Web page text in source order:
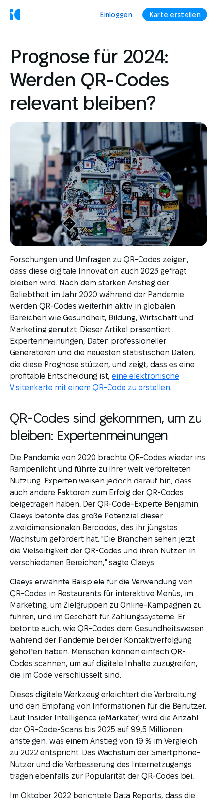
Einloggen Karte erstellen
Prognose für 2024:
Werden QR-Codes
relevant bleiben?
Forschungen und Umfragen zu QR-Codes zeigen,
dass diese digitale Innovation auch 2023 gefragt
bleiben wird. Nach dem starken Anstieg der
Beliebtheit im Jahr 2020 während der Pandemie
werden QR-Codes weiterhin aktiv in globalen
Bereichen wie Gesundheit, Bildung, Wirtschaft und
Marketing genutzt. Dieser Artikel präsentiert
Expertenmeinungen, Daten professioneller
Generatoren und die neuesten statistischen Daten,
die diese Prognose stützen, und zeigt, dass es eine
profitable Entscheidung ist, eine elektronische
Visitenkarte mit einem QR-Code zu erstellen.
QR-Codes sind gekommen, um zu
bleiben: Expertenmeinungen
Die Pandemie von 2020 brachte QR-Codes wieder ins
Rampenlicht und führte zu ihrer weit verbreiteten
Nutzung. Experten weisen jedoch darauf hin, dass
auch andere Faktoren zum Erfolg der QR-Codes
beigetragen haben. Der QR-Code-Experte Benjamin
Claeys betonte das große Potenzial dieser
zweidimensionalen Barcodes, das ihr jüngstes
Wachstum gefördert hat. "Die Branchen sehen jetzt
die Vielseitigkeit der QR-Codes und ihren Nutzen in
verschiedenen Bereichen," sagte Claeys.
Claeys erwähnte Beispiele für die Verwendung von
QR-Codes in Restaurants für interaktive Menüs, im
Marketing, um Zielgruppen zu Online-Kampagnen zu
führen, und im Geschäft für Zahlungssysteme. Er
betonte auch, wie QR-Codes dem Gesundheitswesen
während der Pandemie bei der Kontaktverfolgung
geholfen haben. Menschen können einfach QR-
Codes scannen, um auf digitale Inhalte zuzugreifen,
die im Code verschlüsselt sind.
Dieses digitale Werkzeug erleichtert die Verbreitung
und den Empfang von Informationen für die Benutzer.
Laut Insider Intelligence (eMarketer) wird die Anzahl
der QR-Code-Scans bis 2025 auf 99,5 Millionen
ansteigen, was einem Anstieg von 19 % im Vergleich
zu 2022 entspricht. Das Wachstum der Smartphone-
Nutzer und die Verbesserung des Internetzugangs
tragen ebenfalls zur Popularität der QR-Codes bei.
Im Oktober 2022 berichtete Data Reports, dass die